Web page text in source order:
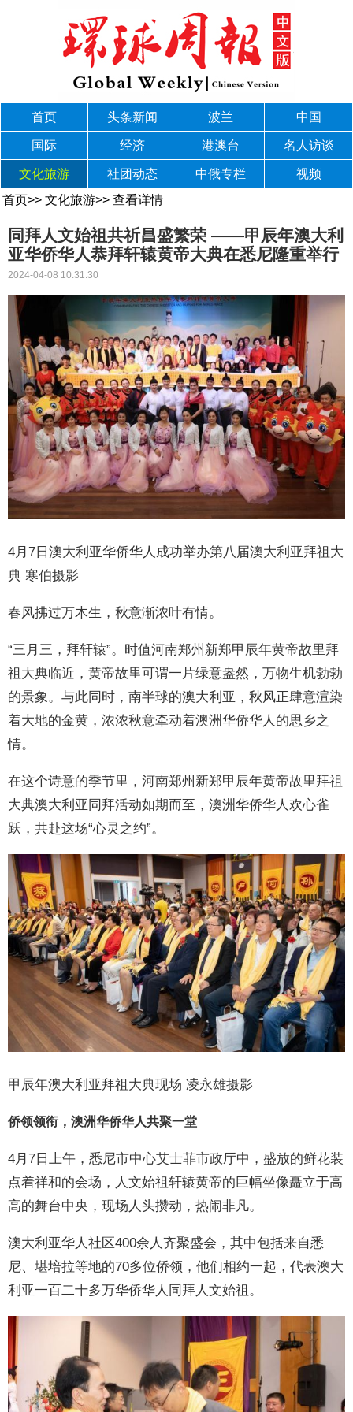
首页 头条新闻 波兰 中国
国际 经济 港澳台 名人访谈
文化旅游 社团动态 中俄专栏
视频
首页>> 文化旅游>> 查看详情
同拜人文始祖共祈昌盛繁荣 ——甲辰年澳大利
亚华侨华人恭拜轩辕黄帝大典在悉尼隆重举行
2024-04-08 10:31:30
4月7日澳大利亚华侨华人成功举办第八届澳大利亚拜祖大
典 寒伯摄影
春风拂过万木生，秋意渐浓叶有情。
“三月三，拜轩辕”。时值河南郑州新郑甲辰年黄帝故里拜
祖大典临近，黄帝故里可谓一片绿意盎然，万物生机勃勃
的景象。与此同时，南半球的澳大利亚，秋风正肆意渲染
着大地的金黄，浓浓秋意牵动着澳洲华侨华人的思乡之
情。
在这个诗意的季节里，河南郑州新郑甲辰年黄帝故里拜祖
大典澳大利亚同拜活动如期而至，澳洲华侨华人欢心雀
跃，共赴这场“心灵之约”。
甲辰年澳大利亚拜祖大典现场 凌永雄摄影
侨领领衔，澳洲华侨华人共聚一堂
4月7日上午，悉尼市中心艾士菲市政厅中，盛放的鲜花装
点着祥和的会场，人文始祖轩辕黄帝的巨幅坐像矗立于高
高的舞台中央，现场人头攒动，热闹非凡。
澳大利亚华人社区400余人齐聚盛会，其中包括来自悉
尼、堪培拉等地的70多位侨领，他们相约一起，代表澳大
利亚一百二十多万华侨华人同拜人文始祖。